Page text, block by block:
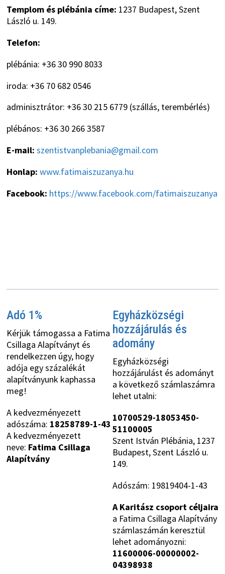
Templom és plébánia címe: 1237 Budapest, Szent
László u. 149.
Telefon:
plébánia: +36 30 990 8033
iroda: +36 70 682 0546
adminisztrátor: +36 30 215 6779 (szállás, terembérlés)
plébános: +36 30 266 3587
E-mail: szentistvanplebania@gmail.com
Honlap: www.fatimaiszuzanya.hu
Facebook: https://www.facebook.com/fatimaiszuzanya
Adó 1%
Kérjük támogassa a Fatima
Csillaga Alapítványt és
rendelkezzen úgy, hogy
adója egy százalékát
alapítványunk kaphassa
meg!
A kedvezményezett
adószáma: 18258789-1-43
A kedvezményezett
neve: Fatima Csillaga
Alapítvány
Egyházközségi
hozzájárulás és
adomány
Egyházközségi
hozzájárulást és adományt
a következő számlaszámra
lehet utalni:
10700529-18053450-
51100005
Szent István Plébánia, 1237
Budapest, Szent László u.
149.
Adószám: 19819404-1-43
A Karitász csoport céljaira
a Fatima Csillaga Alapítvány
számlaszámán keresztül
lehet adományozni:
11600006-00000002-
04398938